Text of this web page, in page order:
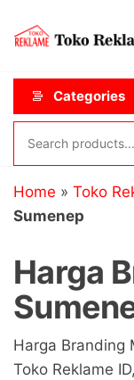
content
Categories
Home » Toko
Sumenep
Harga
Harga Branding
Toko Reklame